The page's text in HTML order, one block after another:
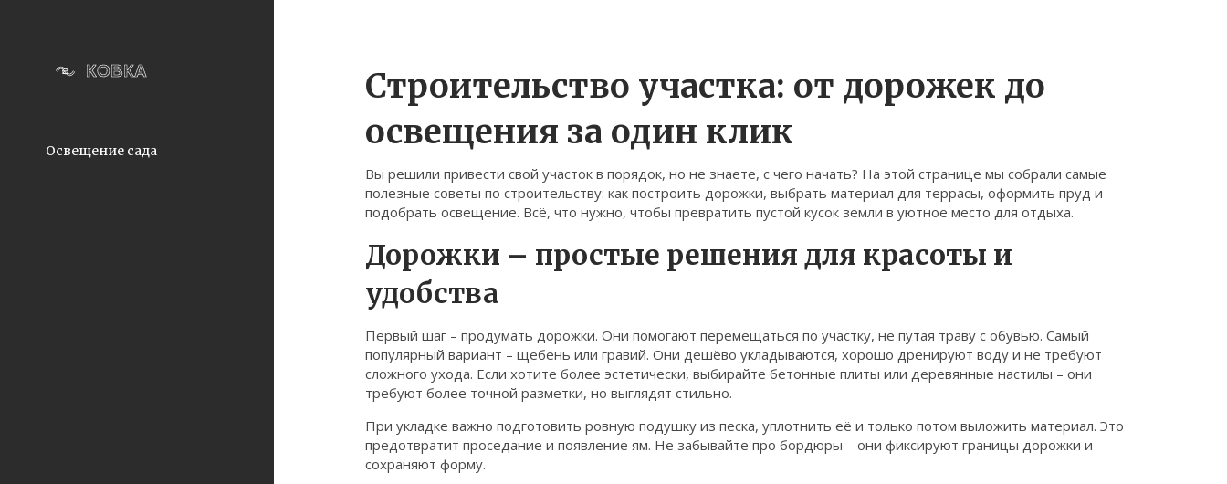
Освещение сада
Строительство участка: от дорожек до
освещения за один клик
Вы решили привести свой участок в порядок, но не знаете, с чего начать? На этой странице мы собрали самые
полезные советы по строительству: как построить дорожки, выбрать материал для террасы, оформить пруд и
подобрать освещение. Всё, что нужно, чтобы превратить пустой кусок земли в уютное место для отдыха.
Дорожки – простые решения для красоты и
удобства
Первый шаг – продумать дорожки. Они помогают перемещаться по участку, не путая траву с обувью. Самый
популярный вариант – щебень или гравий. Они дешёво укладываются, хорошо дренируют воду и не требуют
сложного ухода. Если хотите более эстетически, выбирайте бетонные плиты или деревянные настилы – они
требуют более точной разметки, но выглядят стильно.
При укладке важно подготовить ровную подушку из песка, уплотнить её и только потом выложить материал. Это
предотвратит проседание и появление ям. Не забывайте про бордюры – они фиксируют границы дорожки и
сохраняют форму.